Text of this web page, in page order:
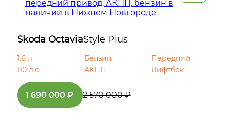
объема)
Иммобилайзер
Сигнализация
Skoda OctaviaStyle Plus
1.6 л Бензин
Передний
110 л.с.
АКПП Лифтбек
1 690 000 ₽ 2 570 000 ₽